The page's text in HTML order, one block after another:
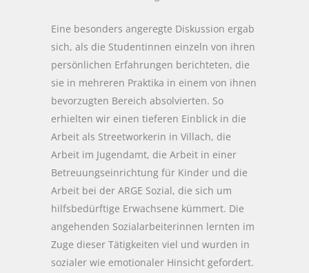
Eine besonders angeregte Diskussion ergab
sich, als die Studentinnen einzeln von ihren
persönlichen Erfahrungen berichteten, die
sie in mehreren Praktika in einem von ihnen
bevorzugten Bereich absolvierten. So
erhielten wir einen tieferen Einblick in die
Arbeit als Streetworkerin in Villach, die
Arbeit im Jugendamt, die Arbeit in einer
Betreuungseinrichtung für Kinder und die
Arbeit bei der ARGE Sozial, die sich um
hilfsbedürftige Erwachsene kümmert. Die
angehenden Sozialarbeiterinnen lernten im
Zuge dieser Tätigkeiten viel und wurden in
sozialer wie emotionaler Hinsicht gefordert.